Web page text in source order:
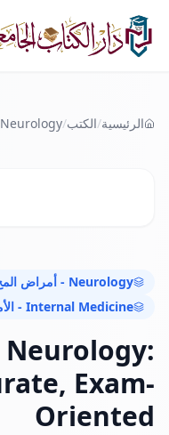
الرئيسية/الكتب/Neurology - أمراض المخ والأعصاب
Neurology - أمراض المخ والأعصاب
Internal Medicine - الأمراض الباطنة
Neurology:
Exam-
Oriented